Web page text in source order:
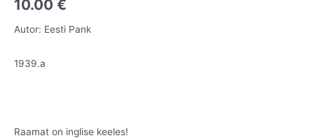
10.00 €
Autor: Eesti Pank
1939.a
Raamat on inglise keeles!